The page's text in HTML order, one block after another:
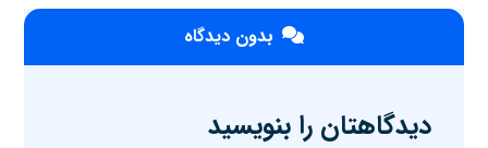
بدون دیدگاه
دیدگاهتان را بنویسید